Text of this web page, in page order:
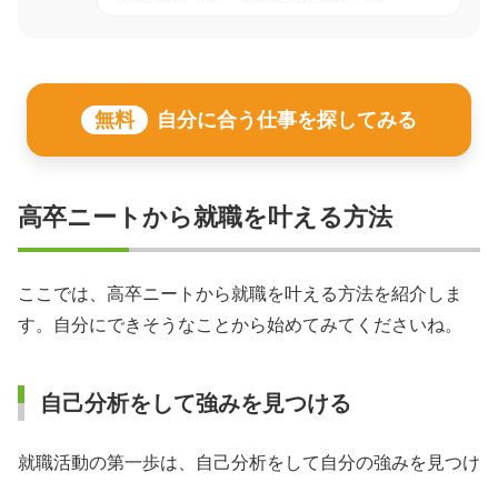
無料 自分に合う仕事を探してみる
高卒ニートから就職を叶える方法
ここでは、高卒ニートから就職を叶える方法を紹介しま
す。自分にできそうなことから始めてみてくださいね。
自己分析をして強みを見つける
就職活動の第一歩は、自己分析をして自分の強みを見つけ